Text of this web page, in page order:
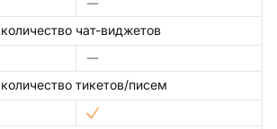
чат-виджетов
тикетов/писем